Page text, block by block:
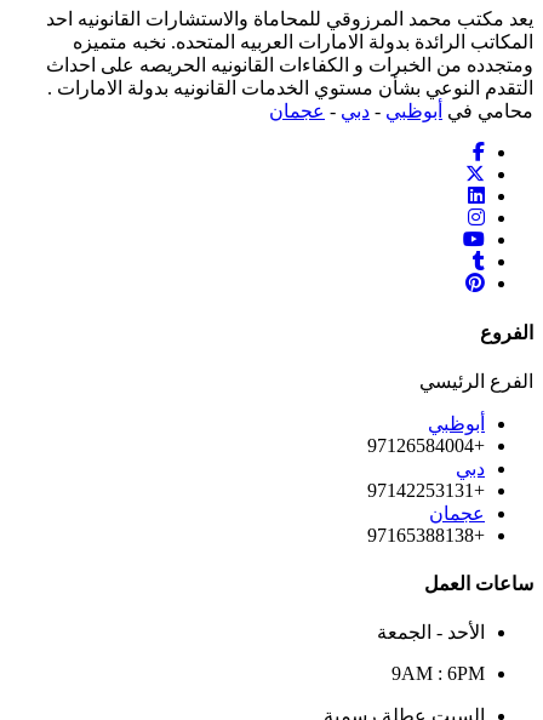
يعد مكتب محمد المرزوقي للمحاماة والاستشارات القانونيه احد
المكاتب الرائدة بدولة الامارات العربيه المتحده. نخبه متميزه
ومتجدده من الخبرات و الكفاءات القانونيه الحريصه على احداث
التقدم النوعي بشأن مستوي الخدمات القانونيه بدولة الامارات .
محامي في أبوظبي - دبي - عجمان
الفروع
الفرع الرئيسي
أبوظبي
+97126584004
دبي
+97142253131
عجمان
+97165388138
ساعات العمل
الأحد - الجمعة
9AM : 6PM